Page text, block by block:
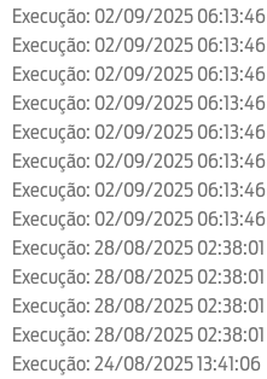
Execução: 02/09/2025 06:13:46
Execução: 02/09/2025 06:13:46
Execução: 02/09/2025 06:13:46
Execução: 02/09/2025 06:13:46
Execução: 02/09/2025 06:13:46
Execução: 02/09/2025 06:13:46
Execução: 02/09/2025 06:13:46
Execução: 02/09/2025 06:13:46
Execução: 28/08/2025 02:38:01
Execução: 28/08/2025 02:38:01
Execução: 28/08/2025 02:38:01
Execução: 28/08/2025 02:38:01
Execução: 24/08/2025 13:41:06